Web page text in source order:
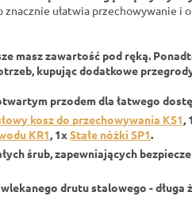
znacznie ułatwia przechowywanie i
masz zawartość pod ręką.
kupującdodatkowe
przodem dla łatwego
kosz do przechowywania KS1,
KR1, 1xStałe nóżki SP1.
śrub, zapewniających
drutu stalowego - długa